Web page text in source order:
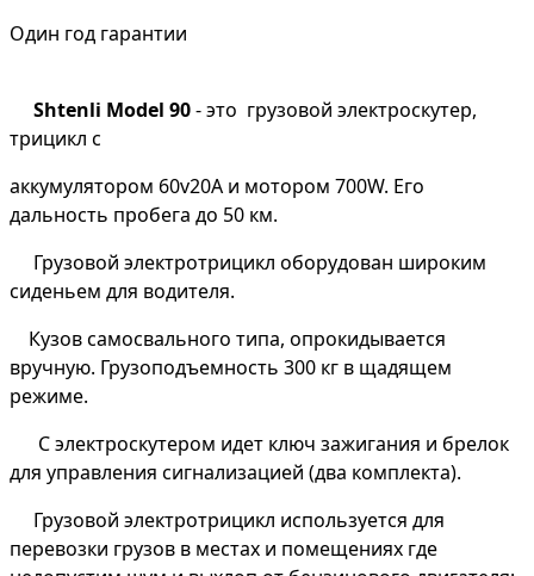
Один год гарантии
Shtenli Model 90- это грузовой электроскутер,
трицикл с
аккумулятором 60v20А и мотором 700W. Его
дальность пробега до 50 км.
Грузовой электротрицикл оборудован широким
сиденьем для водителя.
Кузов самосвального типа, опрокидывается
вручную. Грузоподъемность 300 кг в щадящем
режиме.
С электроскутером идет ключ зажигания и брелок
для управления сигнализацией (два комплекта).
Грузовой электротрицикл используется для
перевозки грузов в местах и помещениях где